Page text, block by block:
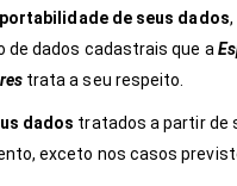
de seus dados
de dados cadastrais que a
trata a seu respeito.
dados tratados a partir de
exceto nos casos